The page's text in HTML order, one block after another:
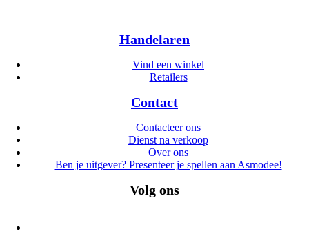
Handelaren
Vind een winkel
Retailers
Contact
Contacteer ons
Dienst na verkoop
Over ons
Ben je uitgever? Presenteer je spellen aan Asmodee!
Volg ons